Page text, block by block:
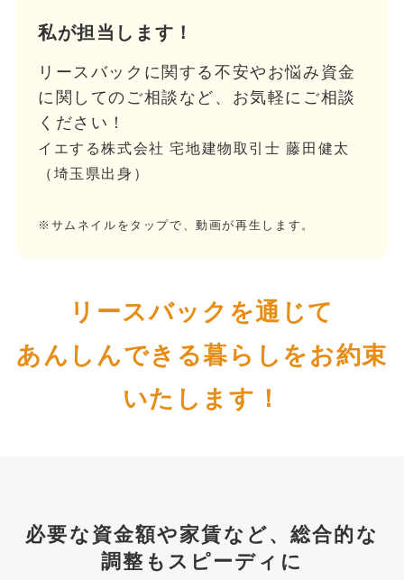
私が担当します！
リースバックに関する不安やお悩み資金
に関してのご相談など、お気軽にご相談
ください！
イエする株式会社 宅地建物取引士 藤田健太
（埼玉県出身）
※サムネイルをタップで、動画が再生します。
リースバックを通じて
あんしんできる暮らしをお約束
いたします！
必要な資金額や家賃など、総合的な
調整もスピーディに